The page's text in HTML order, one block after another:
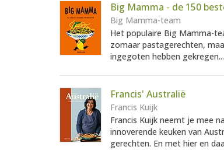
Big Mamma - de 150
Big Mamma-team
Het populaire Big Mamma-
zomaar pastagerechten,
ingegoten hebben gekregen...
Francis' Australië
Francis Kuijk
Francis Kuijk neemt je mee
innoverende keuken van
gerechten. En met hier en